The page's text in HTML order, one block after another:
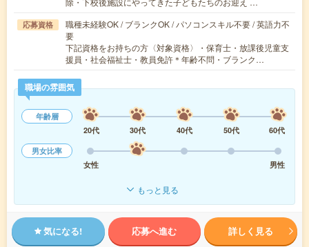
応募資格
職種未経験OK / ブランクOK / パソコンスキル不要 / 英語力不
要
下記資格をお持ちの方〈対象資格〉・保育士・放課後児童支
援員・社会福祉士・教員免許＊年齢不問・ブランク…
職場の雰囲気
年齢層
20代
30代 40代 50代
60代
男女比率
女性
男性
もっと見る
気になる! 応募へ進む 詳しく見る